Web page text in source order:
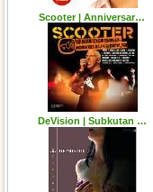
Scooter | Anniversar…
DeVision | Subkutan …